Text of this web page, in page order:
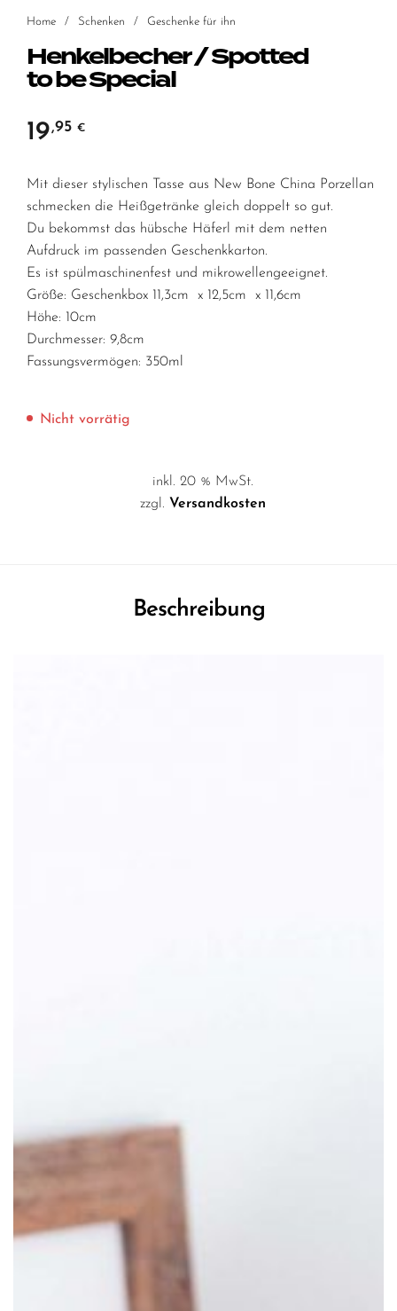
Home / Schenken / Geschenke für ihn
Henkelbecher / Spotted
to be Special
19,95 €
Mit dieser stylischen Tasse aus New Bone China Porzellan
schmecken die Heißgetränke gleich doppelt so gut.
Du bekommst das hübsche Häferl mit dem netten
Aufdruck im passenden Geschenkkarton.
Es ist spülmaschinenfest und mikrowellengeeignet.
Größe: Geschenkbox 11,3cm x 12,5cm x 11,6cm
Höhe: 10cm
Durchmesser: 9,8cm
Fassungsvermögen: 350ml
Nicht vorrätig
inkl. 20 % MwSt.
zzgl. Versandkosten
Beschreibung